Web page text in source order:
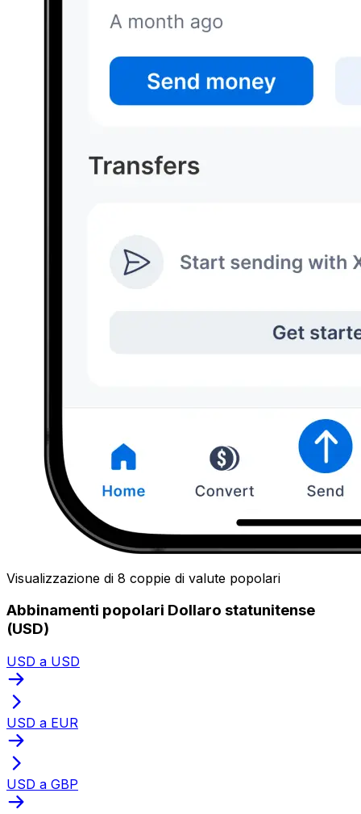
Visualizzazione di 8 coppie di valute popolari
Abbinamenti popolari Dollaro statunitense
(USD)
USD a USD
USD a EUR
USD a GBP